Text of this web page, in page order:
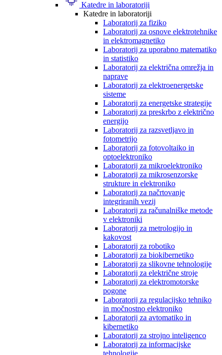
Katedre in laboratoriji
Katedre in laboratoriji
Laboratorij za fiziko
Laboratorij za osnove elektrotehnike
in elektromagnetiko
Laboratorij za uporabno matematiko
in statistiko
Laboratorij za električna omrežja in
naprave
Laboratorij za elektroenergetske
sisteme
Laboratorij za energetske strategije
Laboratorij za preskrbo z električno
energijo
Laboratorij za razsvetljavo in
fotometrijo
Laboratorij za fotovoltaiko in
optoelektroniko
Laboratorij za mikroelektroniko
Laboratorij za mikrosenzorske
strukture in elektroniko
Laboratorij za načrtovanje
integriranih vezij
Laboratorij za računalniške metode
v elektroniki
Laboratorij za metrologijo in
kakovost
Laboratorij za robotiko
Laboratorij za biokibernetiko
Laboratorij za slikovne tehnologije
Laboratorij za električne stroje
Laboratorij za elektromotorske
pogone
Laboratorij za regulacijsko tehniko
in močnostno elektroniko
Laboratorij za avtomatiko in
kibernetiko
Laboratorij za strojno inteligenco
Laboratorij za informacijske
tehnologije